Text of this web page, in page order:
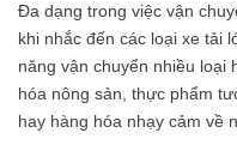
Đa dạng trong việc vận
khi nhắc đến các loại xe tải
năng vận chuyển nhiều loại
hóa nông sản, thực phẩm
hay hàng hóa nhạy cảm về